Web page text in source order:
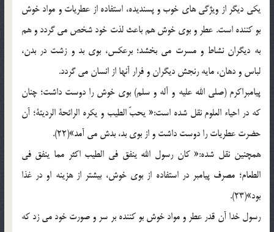
یکی دیگر از ویژگی های خوب و پسندیده، استفاده از عطریات و مواد خوش
بو کننده است. عطر و بوی خوش هم باعث لذت خود شخص می گردد و هم
به دیگران نشاط و مسرت می بخشد؛ برعکس، بوی بد و زشت در بدن،
لباس و دهان، مایه رنجش دیگران و فرار آنها از انسان می گردد.
پیامبراکرم (صلی الله علیه و آله و سلم) بوی خوش را دوست داشت؛ چنان
که در احیاء العلوم نقل شده است:« یحبّ الطیب و یکره الرائحة الردیئة؛ آن
حضرت عطریات را دوست داشت و از بوی بد، بدش می آمد»(22).
همچنین نقل شده:« کان رسول الله ینفق فی الطیب اکثر مما ینفق فی
الطعام؛ مصرف پیامبر در استفاده از بوی خوش، بیشتر از هزینه او در غذا
بود»(23).
رسول خدا آن قدر عطر و مواد خوش بو کننده بر سر و صورت خود می زد که